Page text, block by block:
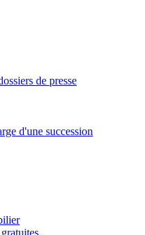
de presse
d'une succession